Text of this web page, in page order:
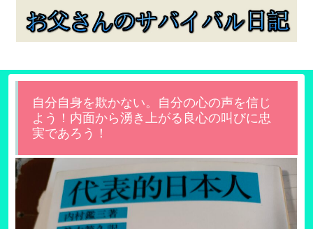
自分自身を欺かない。自分の心の声を信じ
よう！内面から湧き上がる良心の叫びに忠
実であろう！